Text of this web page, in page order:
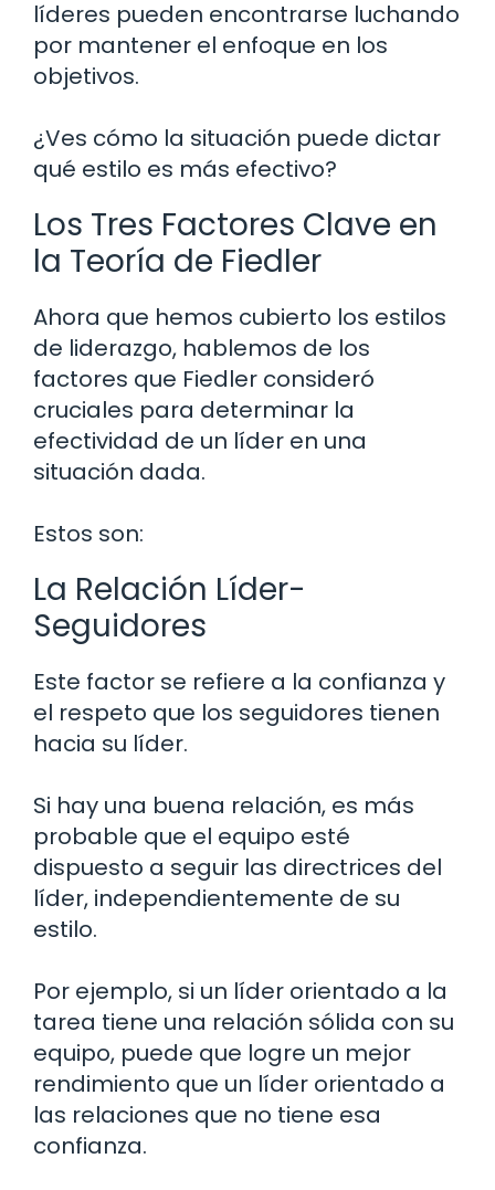
líderes pueden encontrarse luchando
por mantener el enfoque en los
objetivos.
¿Ves cómo la situación puede dictar
qué estilo es más efectivo?
Los Tres Factores Clave en
la Teoría de Fiedler
Ahora que hemos cubierto los estilos
de liderazgo, hablemos de los
factores que Fiedler consideró
cruciales para determinar la
efectividad de un líder en una
situación dada.
Estos son:
La Relación Líder-
Seguidores
Este factor se refiere a la confianza y
el respeto que los seguidores tienen
hacia su líder.
Si hay una buena relación, es más
probable que el equipo esté
dispuesto a seguir las directrices del
líder, independientemente de su
estilo.
Por ejemplo, si un líder orientado a la
tarea tiene una relación sólida con su
equipo, puede que logre un mejor
rendimiento que un líder orientado a
las relaciones que no tiene esa
confianza.